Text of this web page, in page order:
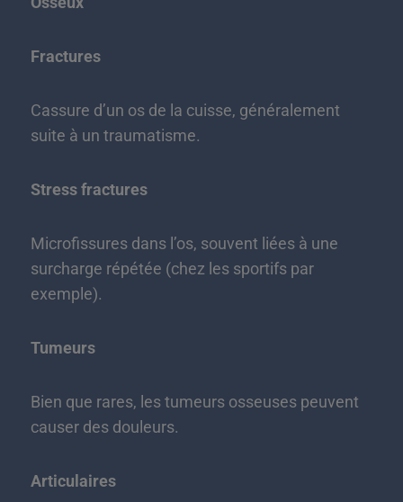
Fractures
Cassure d’un os de la cuisse, généralement
suite à un traumatisme.
Stress fractures
Microfissures dans l’os, souvent liées à une
surcharge répétée (chez les sportifs par
exemple).
Tumeurs
Bien que rares, les tumeurs osseuses peuvent
causer des douleurs.
Articulaires